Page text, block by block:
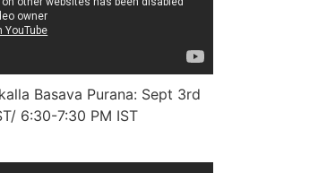
Basava Purana: Sept 3rd
6:30-7:30 PM IST